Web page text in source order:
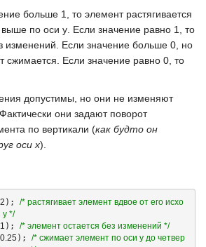
больше 1
, то элемент растягивается
выше по оси y . Если значение равно 1
, то
изменений. Если значение больше 0 , но
сжимается. Если значение равно 0 , то
допустимы, но они не изменяют
они задают поворот
по вертикали (как будто он
оси x).
2 ); /* растягивает элемент вдвое от его исхо
y */
1 ); /* элемент остается без изменений */
0.25 ); /* сжимает элемент по оси y до четвер